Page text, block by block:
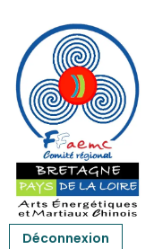
Déconnexion